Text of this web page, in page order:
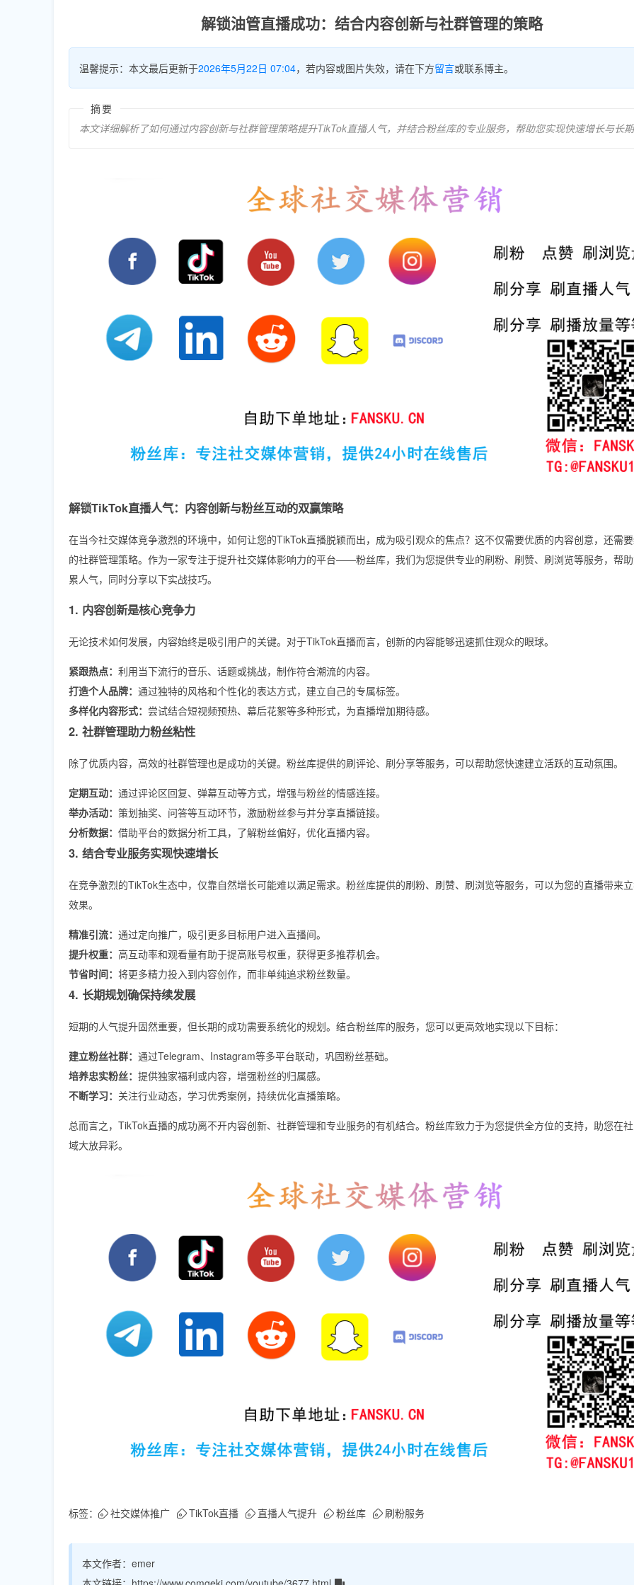
解锁油管直播成功：结合内容创新与社群管理的策略
温馨提示：本文最后更新于2026年5月22日 07:04，若内容或图片失效，请在下方留言或联系博主。
摘要
本文详细解析了如何通过内容创新与社群管理策略提升TikTok直播人气，并结合粉丝库的专业服务，帮助您实现快速增长与长期
解锁TikTok直播人气：内容创新与粉丝互动的双赢策略
在当今社交媒体竞争激烈的环境中，如何让您的TikTok直播脱颖而出，成为吸引观众的焦点？这不仅需要优质的内容创意，还需
的社群管理策略。作为一家专注于提升社交媒体影响力的平台——粉丝库，我们为您提供专业的刷粉、刷赞、刷浏览等服务，帮
累人气，同时分享以下实战技巧。
1. 内容创新是核心竞争力
无论技术如何发展，内容始终是吸引用户的关键。对于TikTok直播而言，创新的内容能够迅速抓住观众的眼球。
紧跟热点： 利用当下流行的音乐、话题或挑战，制作符合潮流的内容。
打造个人品牌： 通过独特的风格和个性化的表达方式，建立自己的专属标签。
多样化内容形式： 尝试结合短视频预热、幕后花絮等多种形式，为直播增加期待感。
2. 社群管理助力粉丝粘性
除了优质内容，高效的社群管理也是成功的关键。粉丝库提供的刷评论、刷分享等服务，可以帮助您快速建立活跃的互动氛围。
定期互动： 通过评论区回复、弹幕互动等方式，增强与粉丝的情感连接。
举办活动： 策划抽奖、问答等互动环节，激励粉丝参与并分享直播链接。
分析数据： 借助平台的数据分析工具，了解粉丝偏好，优化直播内容。
3. 结合专业服务实现快速增长
在竞争激烈的TikTok生态中，仅靠自然增长可能难以满足需求。粉丝库提供的刷粉、刷赞、刷浏览等服务，可以为您的直播带来
效果。
精准引流： 通过定向推广，吸引更多目标用户进入直播间。
提升权重： 高互动率和观看量有助于提高账号权重，获得更多推荐机会。
节省时间： 将更多精力投入到内容创作，而非单纯追求粉丝数量。
4. 长期规划确保持续发展
短期的人气提升固然重要，但长期的成功需要系统化的规划。结合粉丝库的服务，您可以更高效地实现以下目标：
建立粉丝社群： 通过Telegram、Instagram等多平台联动，巩固粉丝基础。
培养忠实粉丝： 提供独家福利或内容，增强粉丝的归属感。
不断学习： 关注行业动态，学习优秀案例，持续优化直播策略。
总而言之，TikTok直播的成功离不开内容创新、社群管理和专业服务的有机结合。粉丝库致力于为您提供全方位的支持，助您在
域大放异彩。
标签： 社交媒体推广 TikTok直播 直播人气提升 粉丝库 刷粉服务
本文作者： emer